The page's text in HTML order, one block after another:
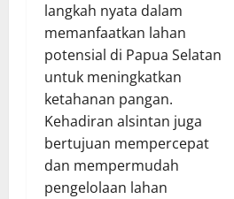
langkah nyata dalam
memanfaatkan lahan
potensial di Papua Selatan
untuk meningkatkan
ketahanan pangan.
Kehadiran alsintan juga
bertujuan mempercepat
dan mempermudah
pengelolaan lahan